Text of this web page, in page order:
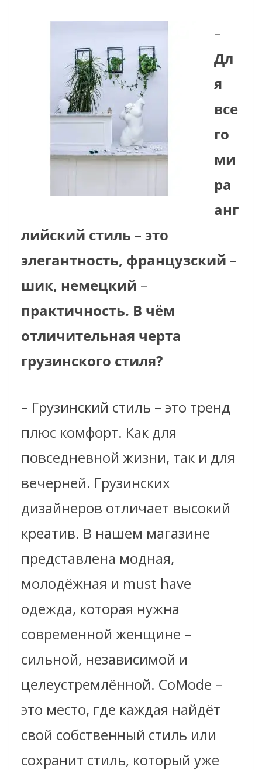
–
Дл
я
все
го
ми
ра
анг
лийский стиль – это
элегантность, французский –
шик, немецкий –
практичность. В чём
отличительная черта
грузинского стиля?
– Грузинский стиль – это тренд
плюс комфорт. Как для
повседневной жизни, так и для
вечерней. Грузинских
дизайнеров отличает высокий
креатив. В нашем магазине
представлена ​​модная,
молодёжная и must have
одежда, которая нужна
современной женщине –
сильной, независимой и
целеустремлённой. CoMode –
это место, где каждая найдёт
свой собственный стиль или
сохранит стиль, который уже